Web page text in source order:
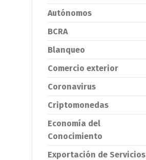
Autónomos
BCRA
Blanqueo
Comercio exterior
Coronavirus
Criptomonedas
Economía del
Conocimiento
Exportación de Servicios